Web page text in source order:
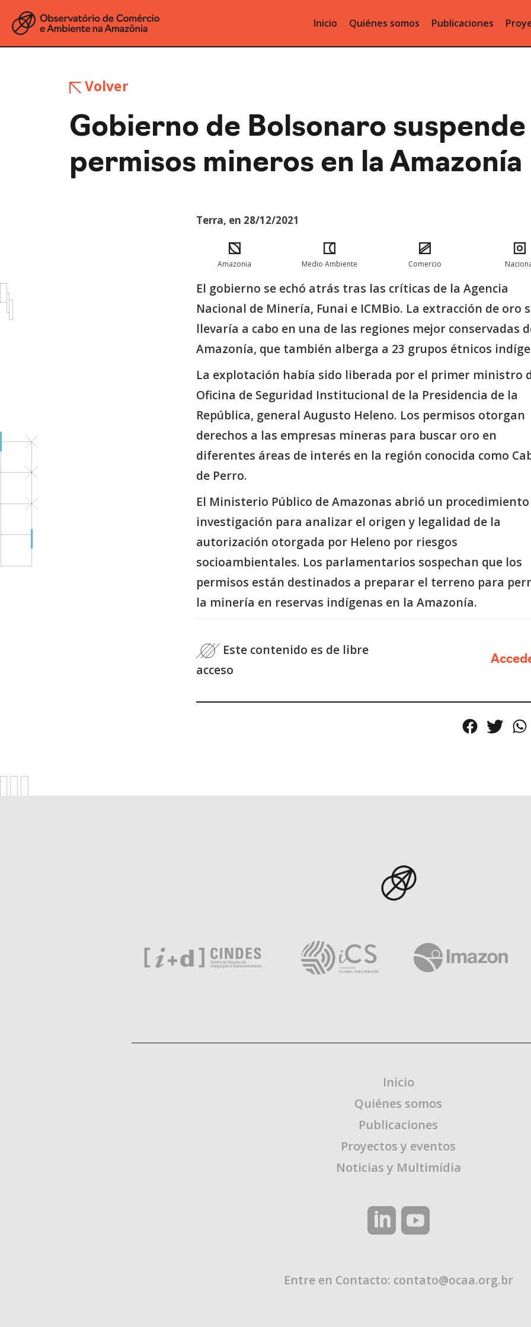
Inicio Quiénes somos Publicaciones
Volver
Gobierno de Bolsonaro suspende
permisos mineros en la Amazonía
Terra, en 28/12/2021
Amazonia Medio Ambiente Comercio
El gobierno se echó atrás tras las críticas de la Agencia
Nacional de Minería, Funai e ICMBio. La extracción de oro
llevaría a cabo en una de las regiones mejor conservadas
Amazonía, que también alberga a 23 grupos étnicos
La explotación había sido liberada por el primer ministro
Oficina de Seguridad Institucional de la Presidencia de la
República, general Augusto Heleno. Los permisos otorgan
derechos a las empresas mineras para buscar oro en
diferentes áreas de interés en la región conocida como
de Perro.
El Ministerio Público de Amazonas abrió un procedimiento
investigación para analizar el origen y legalidad de la
autorización otorgada por Heleno por riesgos
socioambientales. Los parlamentarios sospechan que los
permisos están destinados a preparar el terreno para
la minería en reservas indígenas en la Amazonía.
Este contenido es de libre
acceso
Inicio
Quiénes somos
Publicaciones
Proyectos y eventos
Noticias y Multimídia
Entre en Contacto: contato@ocaa.org.br